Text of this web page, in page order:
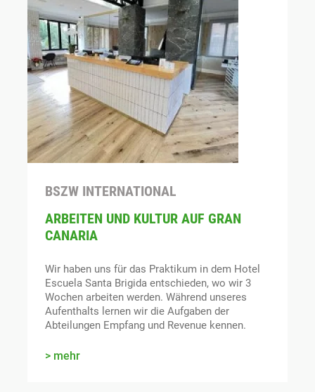
BSZW INTERNATIONAL
ARBEITEN UND KULTUR AUF GRAN
CANARIA
Wir haben uns für das Praktikum in dem Hotel
Escuela Santa Brigida entschieden, wo wir 3
Wochen arbeiten werden. Während unseres
Aufenthalts lernen wir die Aufgaben der
Abteilungen Empfang und Revenue kennen.
mehr